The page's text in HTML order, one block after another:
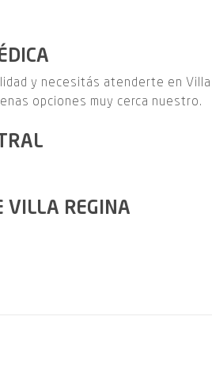
y necesitás atenderte en Villa
opciones muy cerca nuestro.
VILLA REGINA